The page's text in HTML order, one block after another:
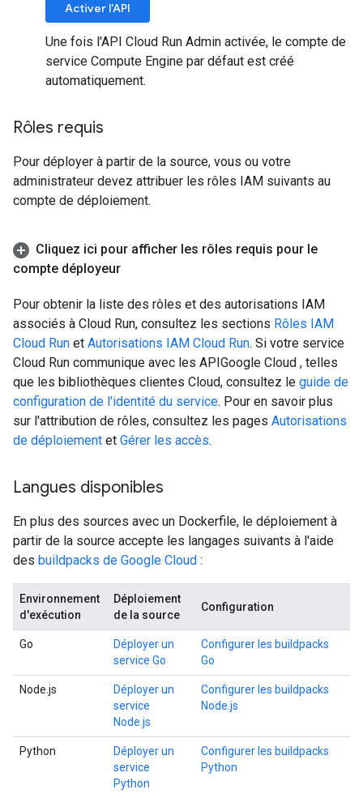
Activer l'API
Une fois l'API Cloud Run Admin activée, le compte de
service Compute Engine par défaut est créé
automatiquement.
Rôles requis
Pour déployer à partir de la source, vous ou votre
administrateur devez attribuer les rôles IAM suivants au
compte de déploiement.
Cliquez ici pour afficher les rôles requis pour le
compte déployeur
Pour obtenir la liste des rôles et des autorisations IAM
associés à Cloud Run, consultez les sections Rôles IAM
Cloud Run et Autorisations IAM Cloud Run. Si votre service
Cloud Run communique avec les APIGoogle Cloud , telles
que les bibliothèques clientes Cloud, consultez le guide de
configuration de l'identité du service. Pour en savoir plus
sur l'attribution de rôles, consultez les pages Autorisations
de déploiement et Gérer les accès.
Langues disponibles
En plus des sources avec un Dockerfile, le déploiement à
partir de la source accepte les langages suivants à l'aide
des buildpacks de Google Cloud :
Environnement
d'exécution
Déploiement
de la source
Configuration
Go
Déployer un
service Go
Configurer les buildpacks
Go
Node.js
Déployer un
service
Node.js
Configurer les buildpacks
Node.js
Python
Déployer un
service
Python
Configurer les buildpacks
Python